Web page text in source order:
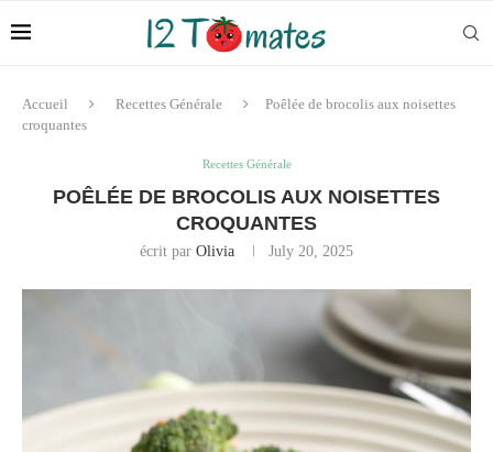
Accueil Recettes Générale
Poêlée de brocolis aux noisettes
croquantes
Recettes Générale
POÊLÉE DE BROCOLIS AUX NOISETTES
CROQUANTES
écrit par Olivia July 20, 2025